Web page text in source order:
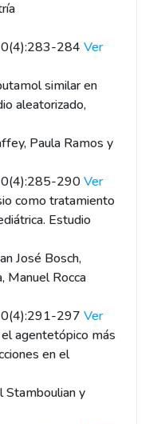
284 Ver
similar en
aleatorizado,
Paula Ramos y
290Ver
como tratamiento
Estudio
José Bosch,
Manuel Rocca
297 Ver
agentetópico más
en el
Stamboulian y